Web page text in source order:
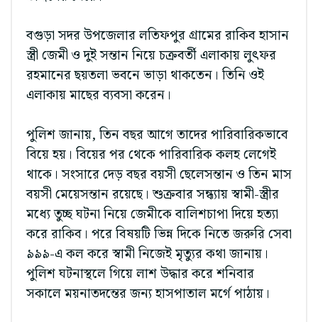
বগুড়া সদর উপজেলার লতিফপুর গ্রামের রাকিব হাসান
স্ত্রী জেমী ও দুই সন্তান নিয়ে চক্রবর্তী এলাকায় লুৎফর
রহমানের ছয়তলা ভবনে ভাড়া থাকতেন। তিনি ওই
এলাকায় মাছের ব্যবসা করেন।
পুলিশ জানায়, তিন বছর আগে তাদের পারিবারিকভাবে
বিয়ে হয়। বিয়ের পর থেকে পারিবারিক কলহ লেগেই
থাকে। সংসারে দেড় বছর বয়সী ছেলেসন্তান ও তিন মাস
বয়সী মেয়েসন্তান রয়েছে। শুক্রবার সন্ধ্যায় স্বামী-স্ত্রীর
মধ্যে তুচ্ছ ঘটনা নিয়ে জেমীকে বালিশচাপা দিয়ে হত্যা
করে রাকিব। পরে বিষয়টি ভিন্ন দিকে নিতে জরুরি সেবা
৯৯৯-এ কল করে স্বামী নিজেই মৃত্যুর কথা জানায়।
পুলিশ ঘটনাস্থলে গিয়ে লাশ উদ্ধার করে শনিবার
সকালে ময়নাতদন্তের জন্য হাসপাতাল মর্গে পাঠায়।